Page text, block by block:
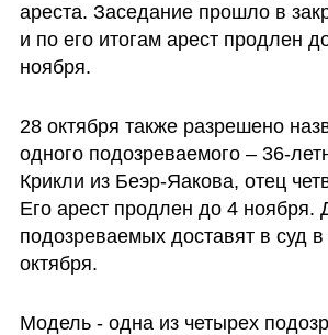
ареста. Заседание прошло в
и по его итогам арест продлен
ноября.
28 октября также разрешено
одного подозреваемого – 36-
Крикли из Беэр-Яакова, отец
Его арест продлен до 4 ноября.
подозреваемых доставят в суд в
октября.
Модель - одна из четырех